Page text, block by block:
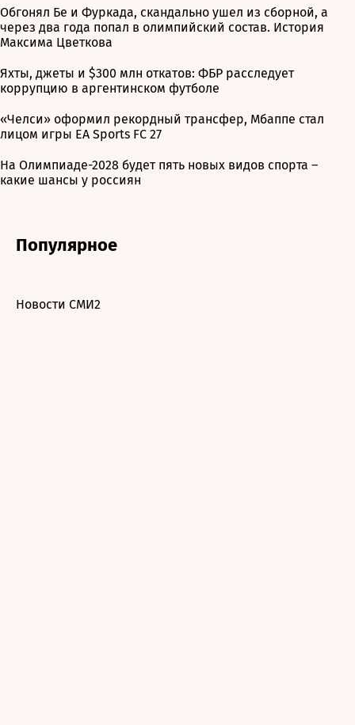
Обгонял Бе и Фуркада, скандально ушел из сборной, а
через два года попал в олимпийский состав. История
Максима Цветкова
Яхты, джеты и $300 млн откатов: ФБР расследует
коррупцию в аргентинском футболе
«Челси» оформил рекордный трансфер, Мбаппе стал
лицом игры EA Sports FC 27
На Олимпиаде-2028 будет пять новых видов спорта –
какие шансы у россиян
Популярное
Новости СМИ2